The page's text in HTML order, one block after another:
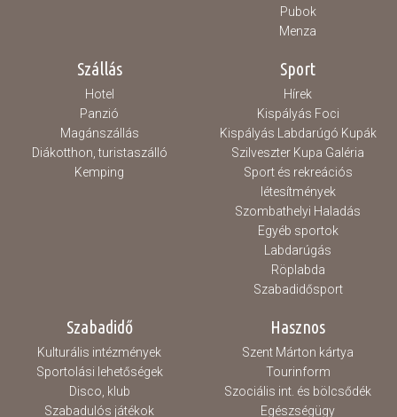
Pubok
Menza
Szállás
Hotel
Panzió
Magánszállás
Diákotthon, turistaszálló
Kemping
Sport
Hírek
Kispályás Foci
Kispályás Labdarúgó Kupák
Szilveszter Kupa Galéria
Sport és rekreációs
létesítmények
Szombathelyi Haladás
Egyéb sportok
Labdarúgás
Röplabda
Szabadidősport
Szabadidő
Kulturális intézmények
Sportolási lehetőségek
Disco, klub
Szabadulós játékok
Hasznos
Szent Márton kártya
Tourinform
Szociális int. és bölcsődék
Egészségügy